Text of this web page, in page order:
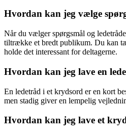
Hvordan kan jeg vælge
Når du vælger spørgsmål og
tiltrække et bredt publikum. Du kan
holde det interessant for deltagerne.
Hvordan kan jeg lave en
En ledetråd i et krydsord er en kort
men stadig giver en lempelig
Hvordan kan jeg lave et